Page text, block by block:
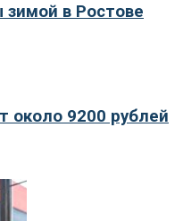
в Ростове
около 9200 рублей